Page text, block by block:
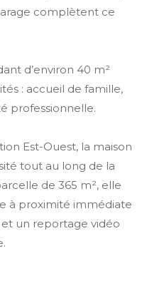
complètent ce
d’environ 40 m²
: accueil de famille,
professionnelle.
Est-Ouest, la maison
tout au long de la
de 365 m², elle
à proximité immédiate
un reportage vidéo